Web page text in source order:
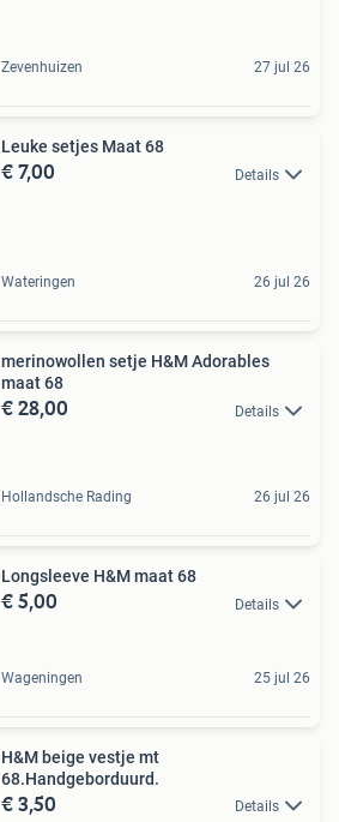
Zevenhuizen 27 jul 26
Leuke setjes Maat 68
€ 7,00 Details
Wateringen 26 jul 26
merinowollen setje H&M Adorables
maat 68
€ 28,00 Details
Hollandsche Rading 26 jul 26
Longsleeve H&M maat 68
€ 5,00 Details
Wageningen 25 jul 26
H&M beige vestje mt
68.Handgeborduurd.
€ 3,50 Details